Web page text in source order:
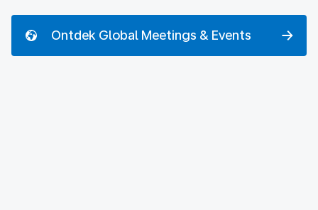
Ontdek Global Meetings & Events